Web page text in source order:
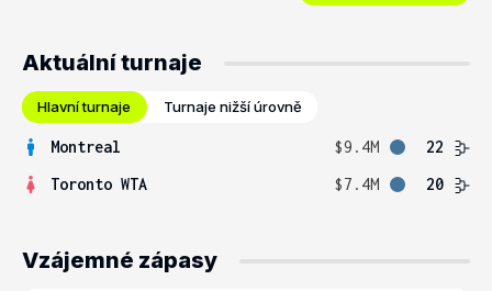
Aktuální turnaje
Hlavní turnaje Turnaje nižší úrovně
Montreal $9.4M
22
Toronto WTA
$7.4M 20
Vzájemné zápasy